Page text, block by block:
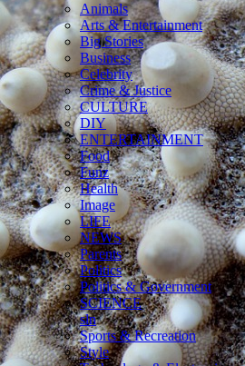
Animals
Arts & Entertainment
Big Stories
Business
Celebrity
Crime & Justice
CULTURE
DIY
ENTERTAINMENT
Food
Funz
Health
Image
LIFE
NEWS
Parents
Politics
Politics & Government
SCIENCE
sln
Sports & Recreation
Style